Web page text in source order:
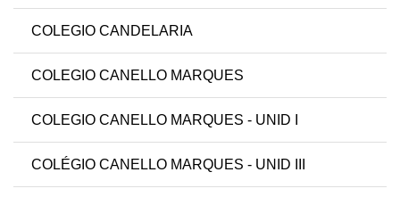
COLEGIO CANDELARIA
COLEGIO CANELLO MARQUES
COLEGIO CANELLO MARQUES - UNID I
COLÉGIO CANELLO MARQUES - UNID III